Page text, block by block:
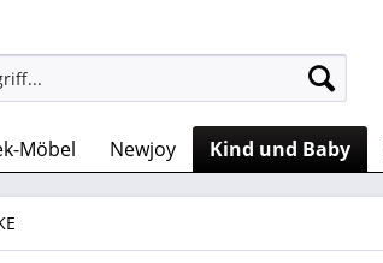
Möbel Newjoy Kind und Baby